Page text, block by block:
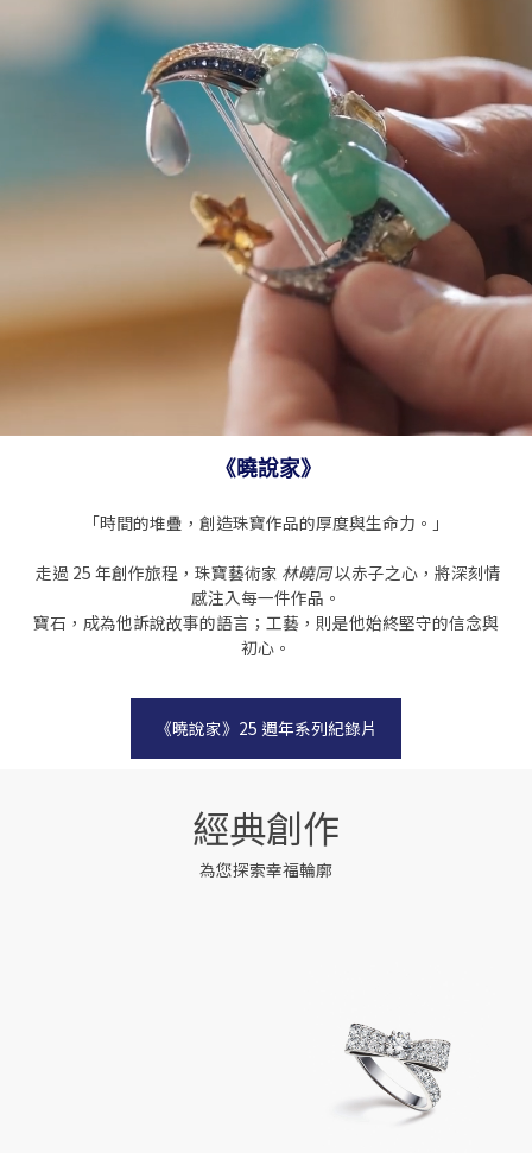
《曉說家》
「時間的堆疊，創造珠寶作品的厚度與生命力。」
走過 25 年創作旅程，珠寶藝術家 林曉同以赤子之心，將深刻情
感注入每一件作品。
寶石，成為他訴說故事的語言；工藝，則是他始終堅守的信念與
初心。
《曉說家》25 週年系列紀錄片
經典創作
為您探索幸福輪廓